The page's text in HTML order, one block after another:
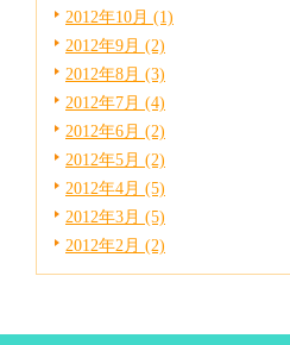
2012年10月 (1)
2012年9月 (2)
2012年8月 (3)
2012年7月 (4)
2012年6月 (2)
2012年5月 (2)
2012年4月 (5)
2012年3月 (5)
2012年2月 (2)